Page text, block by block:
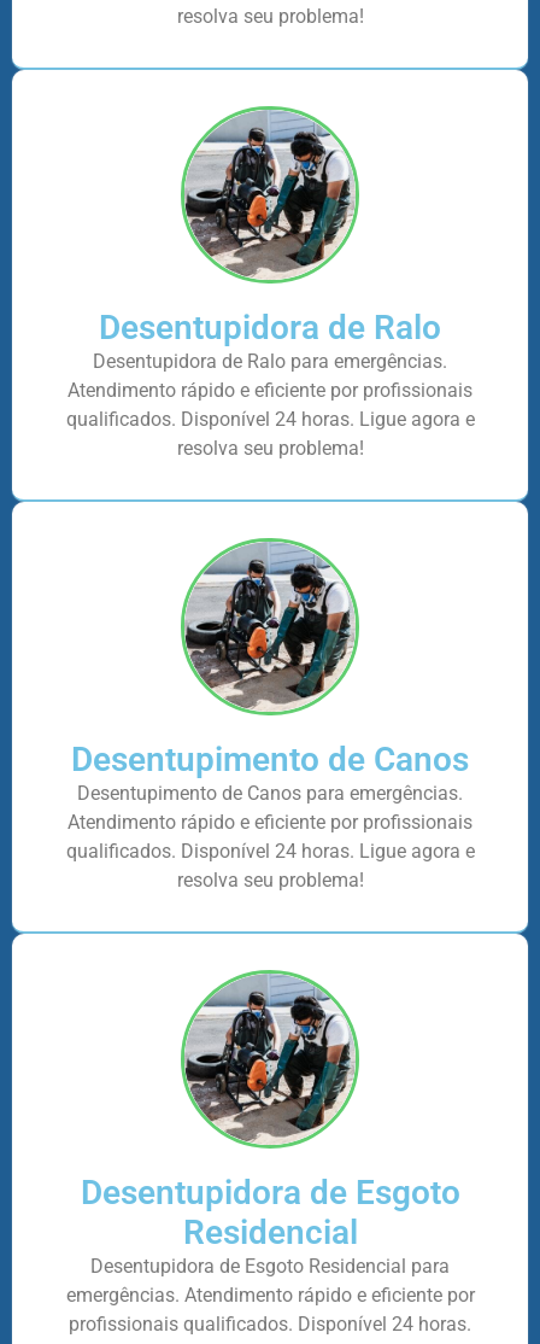
resolva seu problema!
Desentupidora de Ralo
Desentupidora de Ralo para emergências.
Atendimento rápido e eficiente por profissionais
qualificados. Disponível 24 horas. Ligue agora e
resolva seu problema!
Desentupimento de Canos
Desentupimento de Canos para emergências.
Atendimento rápido e eficiente por profissionais
qualificados. Disponível 24 horas. Ligue agora e
resolva seu problema!
Desentupidora de Esgoto
Residencial
Desentupidora de Esgoto Residencial para
emergências. Atendimento rápido e eficiente por
profissionais qualificados. Disponível 24 horas.